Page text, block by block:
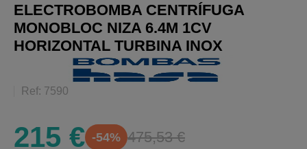
ELECTROBOMBA CENTRÍFUGA
MONOBLOC NIZA 6.4M 1CV
HORIZONTAL TURBINA INOX
Ref: 7590
215 € -54% 475,53 €